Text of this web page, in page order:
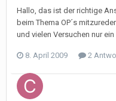
Hallo, das ist der richtige
beim Thema OP´s
und vielen Versuchen nur
8. April 2009 2